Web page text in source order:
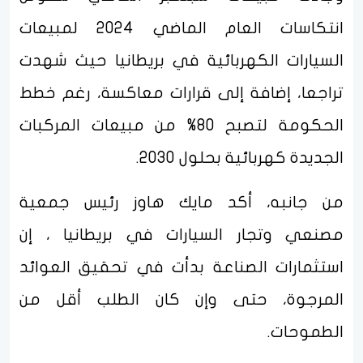
انتكاسات العام الماضي 2024 لمبيعات
السيارات الكهربائية في بريطانيا حيث شهدت
تراجعا، إضافة إلى قرارات معاكسة، رغم خطط
الحكومة لتصبح 80% من مبيعات المركبات
الجديدة كهربائية بحلول 2030.
من جانبه، أكد مايك هاوز رئيس جمعية
مصنعي وتجار السيارات في بريطانيا ، إن
استثمارات الصناعة بدأت في تحقيق العوائد
المرجوة، حتى وإن كان الطلب أقل من
الطموحات.